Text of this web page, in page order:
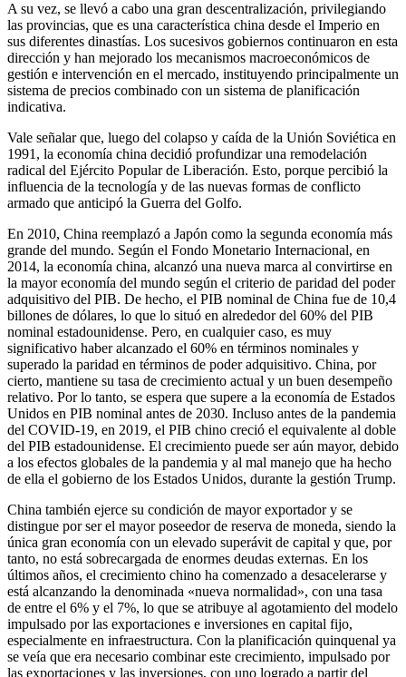
A su vez, se llevó a cabo una gran descentralización, privilegiando
las provincias, que es una característica china desde el Imperio en
sus diferentes dinastías. Los sucesivos gobiernos continuaron en esta
dirección y han mejorado los mecanismos macroeconómicos de
gestión e intervención en el mercado, instituyendo principalmente un
sistema de precios combinado con un sistema de planificación
indicativa.
Vale señalar que, luego del colapso y caída de la Unión Soviética en
1991, la economía china decidió profundizar una remodelación
radical del Ejército Popular de Liberación. Esto, porque percibió la
influencia de la tecnología y de las nuevas formas de conflicto
armado que anticipó la Guerra del Golfo.
En 2010, China reemplazó a Japón como la segunda economía más
grande del mundo. Según el Fondo Monetario Internacional, en
2014, la economía china, alcanzó una nueva marca al convirtirse en
la mayor economía del mundo según el criterio de paridad del poder
adquisitivo del PIB. De hecho, el PIB nominal de China fue de 10,4
billones de dólares, lo que lo situó en alrededor del 60% del PIB
nominal estadounidense. Pero, en cualquier caso, es muy
significativo haber alcanzado el 60% en términos nominales y
superado la paridad en términos de poder adquisitivo. China, por
cierto, mantiene su tasa de crecimiento actual y un buen desempeño
relativo. Por lo tanto, se espera que supere a la economía de Estados
Unidos en PIB nominal antes de 2030. Incluso antes de la pandemia
del COVID-19, en 2019, el PIB chino creció el equivalente al doble
del PIB estadounidense. El crecimiento puede ser aún mayor, debido
a los efectos globales de la pandemia y al mal manejo que ha hecho
de ella el gobierno de los Estados Unidos, durante la gestión Trump.
China también ejerce su condición de mayor exportador y se
distingue por ser el mayor poseedor de reserva de moneda, siendo la
única gran economía con un elevado superávit de capital y que, por
tanto, no está sobrecargada de enormes deudas externas. En los
últimos años, el crecimiento chino ha comenzado a desacelerarse y
está alcanzando la denominada «nueva normalidad», con una tasa
de entre el 6% y el 7%, lo que se atribuye al agotamiento del modelo
impulsado por las exportaciones e inversiones en capital fijo,
especialmente en infraestructura. Con la planificación quinquenal ya
se veía que era necesario combinar este crecimiento, impulsado por
las exportaciones y las inversiones, con uno logrado a partir del